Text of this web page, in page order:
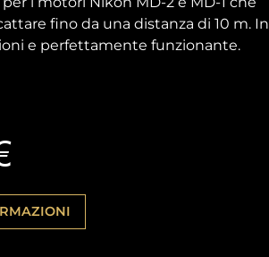
fino da una distanza di 10 m. In
e perfettamente funzionante.